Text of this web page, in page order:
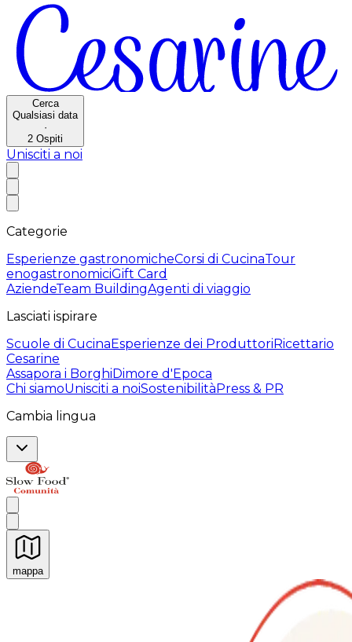
Cerca
Qualsiasi data
·
2 Ospiti
Unisciti a noi
Categorie
Esperienze gastronomicheCorsi di CucinaTour
enogastronomiciGift Card
AziendeTeam BuildingAgenti di viaggio
Lasciati ispirare
Scuole di CucinaEsperienze dei ProduttoriRicettario
Cesarine
Assapora i BorghiDimore d'Epoca
Chi siamoUnisciti a noiSostenibilitàPress & PR
Cambia lingua
mappa
Esperienze culinarie indimenticabili: Esperienze